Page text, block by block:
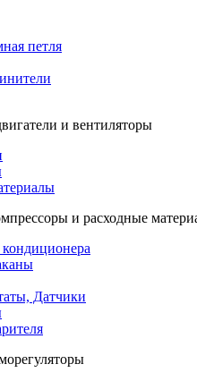
петля
и вентиляторы
и расходные
Датчики